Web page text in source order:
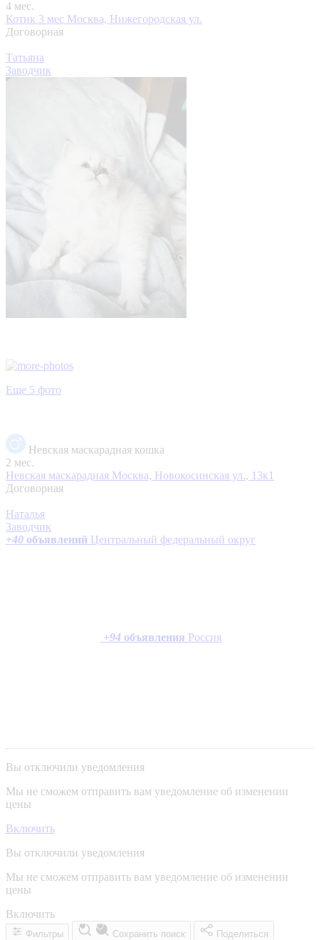
4 мес.
Котик 3 мес Москва, Нижегородская ул.
Договорная
Татьяна
Заводчик
Еще 5 фото
Невская маскарадная кошка
2 мес.
Невская маскарадная Москва, Новокосинская ул., 13к1
Договорная
Наталья
Заводчик
+40 объявлений Центральный федеральный округ
+94 объявления Россия
Вы отключили уведомления
Мы не сможем отправить вам уведомление об изменении
цены
Включить
Вы отключили уведомления
Мы не сможем отправить вам уведомление об изменении
цены
Включить
Фильтры Сохранить поиск Поделиться